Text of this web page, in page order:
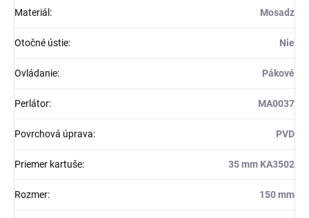
Materiál : Mosadz
Otočné ústie: Nie
Ovládanie: Pákové
Perlátor: MA0037
Povrchová úprava: PVD
Priemer kartuše: 35 mm KA3502
Rozmer: 150 mm